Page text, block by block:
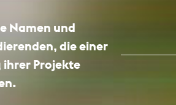
Namen und
die einer
Projekte